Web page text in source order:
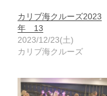
カリブ海クルーズ2023
年 13
2023/12/23(土)
カリブ海クルーズ